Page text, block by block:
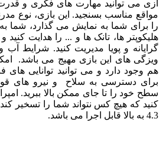
توانید مهارت های فکری و قدرت
مناسب بسنجید. این بازی، نوع مدرنی از
شما به نمایش می گذارد، شما به شکل
ها، تانک ها و ... را هدایت کنید و آن ها
و پویا مدیریت کنید. شرایط آب و هوایی
های این بازی مهیج می باشد. امکان
دارد و می توانید توانایی های فردی
به سلاح و نیرو های قوی تر
را تا جای ممکن بالا ببرید.
هیچ کس نتواند شما را تسخیر کند. این